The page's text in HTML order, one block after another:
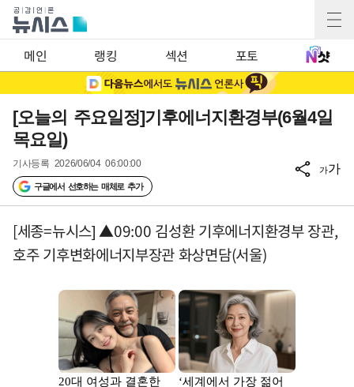
메인 랭킹 섹션 포토
[오늘의 주요일정]기후에너지환경부(6월4일
목요일)
기사등록 2026/06/04 06:00:00
구글에서 선호하는 매체로 추가
가가
[세종=뉴시스] ▲09:00 김성환 기후에너지환경부 장관,
호주 기후변화에너지부장관 화상면담(서울)